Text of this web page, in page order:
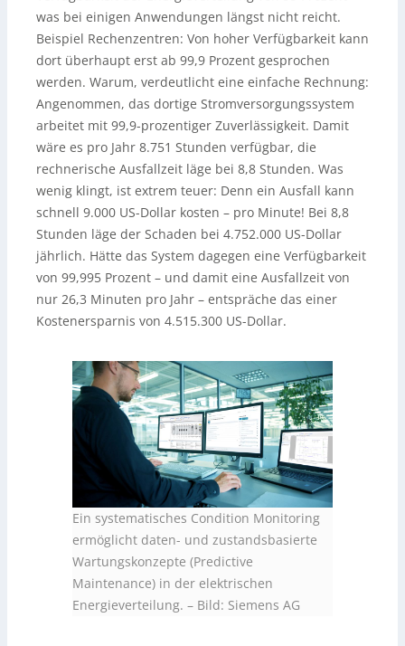
was bei einigen Anwendungen längst nicht reicht.
Beispiel Rechenzentren: Von hoher Verfügbarkeit kann
dort überhaupt erst ab 99,9 Prozent gesprochen
werden. Warum, verdeutlicht eine einfache Rechnung:
Angenommen, das dortige Stromversorgungssystem
arbeitet mit 99,9-prozentiger Zuverlässigkeit. Damit
wäre es pro Jahr 8.751 Stunden verfügbar, die
rechnerische Ausfallzeit läge bei 8,8 Stunden. Was
wenig klingt, ist extrem teuer: Denn ein Ausfall kann
schnell 9.000 US-Dollar kosten – pro Minute! Bei 8,8
Stunden läge der Schaden bei 4.752.000 US-Dollar
jährlich. Hätte das System dagegen eine Verfügbarkeit
von 99,995 Prozent – und damit eine Ausfallzeit von
nur 26,3 Minuten pro Jahr – entspräche das einer
Kostenersparnis von 4.515.300 US-Dollar.
Ein systematisches Condition Monitoring
ermöglicht daten- und zustandsbasierte
Wartungskonzepte (Predictive
Maintenance) in der elektrischen
Energieverteilung. – Bild: Siemens AG